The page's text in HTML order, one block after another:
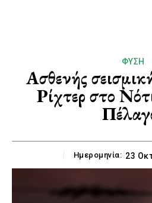
ΦΎΣΗ
Ασθενής
Ρίχτερ στο
Ημερομηνία: 23